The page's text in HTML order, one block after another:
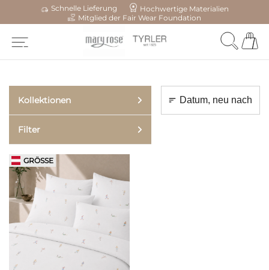
Schnelle Lieferung
Hochwertige Materialien
Mitglied der Fair Wear Foundation
Kollektionen
Filter
GRÖSSE